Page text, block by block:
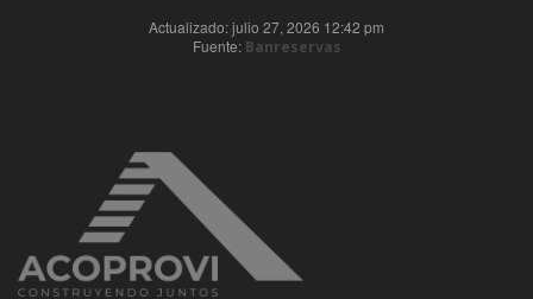
Actualizado: julio 27, 2026 12:42 pm
Fuente: Banreservas